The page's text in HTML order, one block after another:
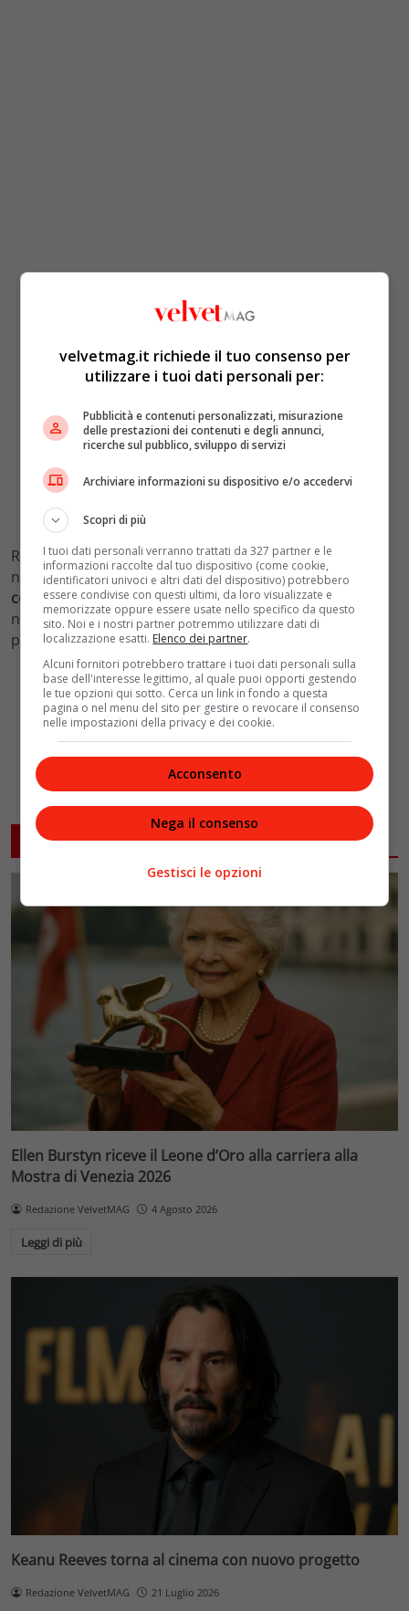
Ricordiamo che il successo di Aladdin è stato globale e
non solo italiano.Al momento l’incasso mondiale
complessivo ha superato gli 810 milioni di dollari.
non vediamo l’ora di sapere se i personaggi del film
potranno avere un nuovo futuro anche al cinema.
ARTICOLI CORRELATI
Ellen Burstyn riceve il Leone d’Oro alla carriera alla
Mostra di Venezia 2026
Redazione VelvetMAG 4 Agosto 2026
Leggi di più
Keanu Reeves torna al cinema con nuovo progetto
Redazione VelvetMAG 21 Luglio 2026
velvetmag.it richiede il tuo consenso per
utilizzare i tuoi dati personali per:
Pubblicità e contenuti personalizzati, misurazione
delle prestazioni dei contenuti e degli annunci,
ricerche sul pubblico, sviluppo di servizi
Archiviare informazioni su dispositivo e/o accedervi
Scopri di più
I tuoi dati personali verranno trattati da 327 partner e le
informazioni raccolte dal tuo dispositivo (come cookie,
identificatori univoci e altri dati del dispositivo) potrebbero
essere condivise con questi ultimi, da loro visualizzate e
memorizzate oppure essere usate nello specifico da questo
sito. Noi e i nostri partner potremmo utilizzare dati di
localizzazione esatti. Elenco dei partner.
Alcuni fornitori potrebbero trattare i tuoi dati personali sulla
base dell'interesse legittimo, al quale puoi opporti gestendo
le tue opzioni qui sotto. Cerca un link in fondo a questa
pagina o nel menu del sito per gestire o revocare il consenso
nelle impostazioni della privacy e dei cookie.
Acconsento
Nega il consenso
Gestisci le opzioni